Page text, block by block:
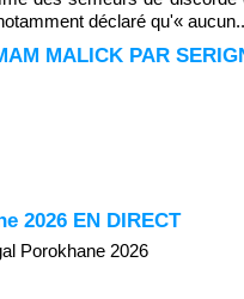
déclaré qu'«
MALICK PAR
2026 EN DIRECT
Porokhane 2026